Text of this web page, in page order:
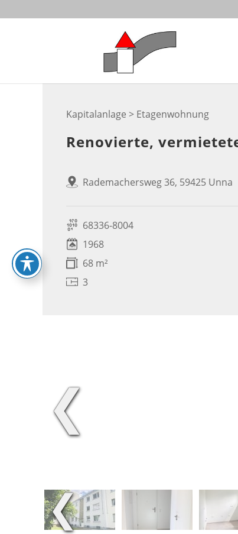
to
Kapitalanlage > Etagenwohnung
Renovierte,
Rademachersweg 36, 59425 Unna
68336-8004
1968
68 m²
3
❮
❮